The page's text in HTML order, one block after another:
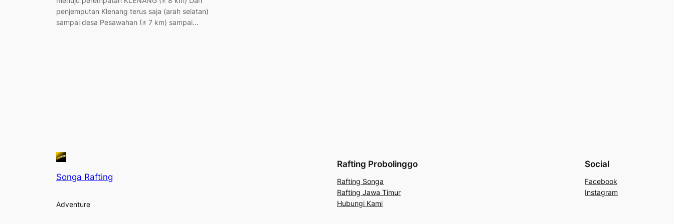
penjemputan Klenang terus saja (arah selatan)
sampai desa Pesawahan (± 7 km) sampai…
Songa Rafting
Adventure
Rafting Probolinggo
Rafting Songa
Rafting Jawa Timur
Hubungi Kami
Social
Facebook
Instagram